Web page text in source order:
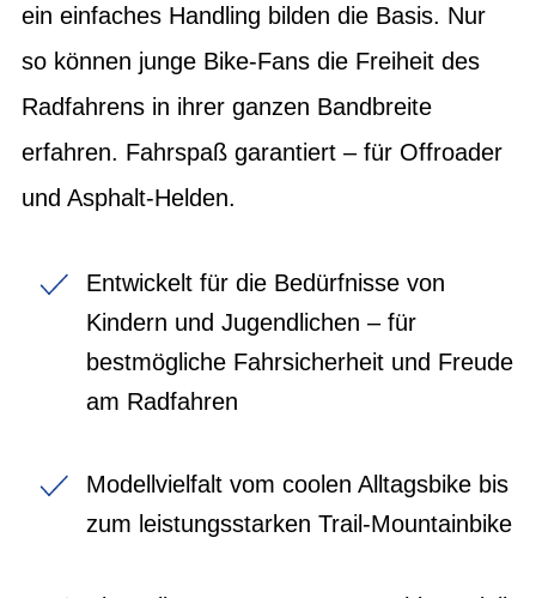
ein einfaches Handling bilden die Basis. Nur
so können junge Bike-Fans die Freiheit des
Radfahrens in ihrer ganzen Bandbreite
erfahren. Fahrspaß garantiert – für Offroader
und Asphalt-Helden.
Entwickelt für die Bedürfnisse von
Kindern und Jugendlichen – für
bestmögliche Fahrsicherheit und Freude
am Radfahren
Modellvielfalt vom coolen Alltagsbike bis
zum leistungsstarken Trail-Mountainbike